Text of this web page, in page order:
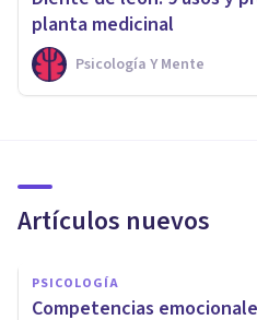
planta medicinal
Psicología Y Mente
Artículos nuevos
PSICOLOGÍA
Competencias